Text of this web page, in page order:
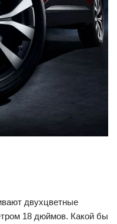
двухцветные
18 дюймов. Какой бы